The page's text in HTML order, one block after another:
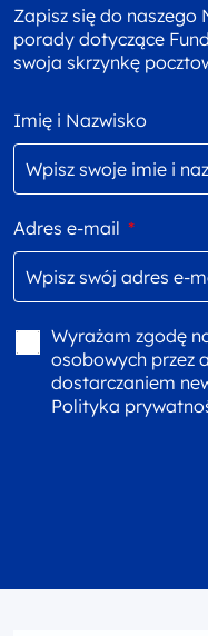
Zapisz się do
porady dotyczące
swoja skrzynkę
Imię i Nazwisko
Adres e-mail *
Wyrażam zgodę
osobowych przez
dostarczaniem
Polityka